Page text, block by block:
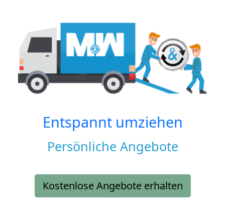
Entspannt umziehen
Persönliche Angebote
Kostenlose Angebote erhalten